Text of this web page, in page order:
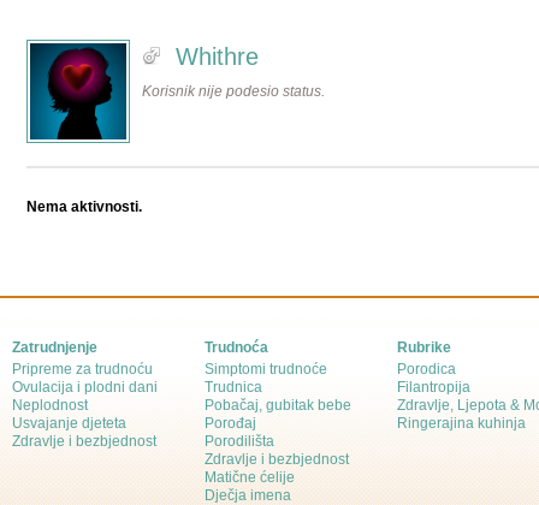
Whithre
Korisnik nije podesio status.
Nema aktivnosti.
Zatrudnjenje
Pripreme za trudnoću
Ovulacija i plodni dani
Neplodnost
Usvajanje djeteta
Zdravlje i bezbjednost
Trudnoća
Simptomi trudnoće
Trudnica
Pobačaj, gubitak bebe
Porođaj
Porodilišta
Zdravlje i bezbjednost
Matične ćelije
Dječja imena
Rubrike
Porodica
Filantropija
Zdravlje, Ljepota &
Ringerajina kuhinja